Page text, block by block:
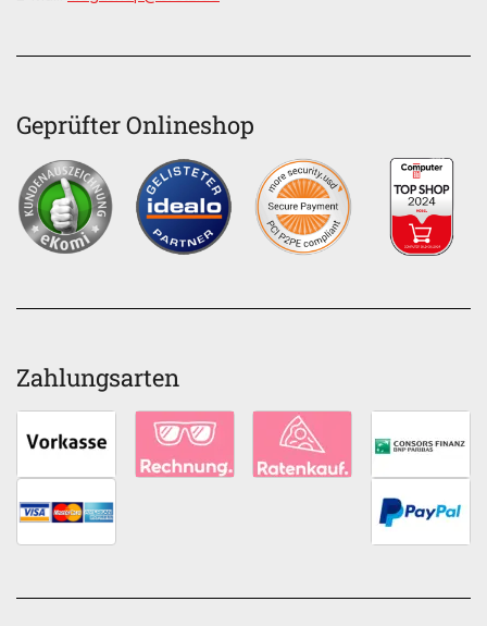
Geprüfter Onlineshop
Zahlungsarten